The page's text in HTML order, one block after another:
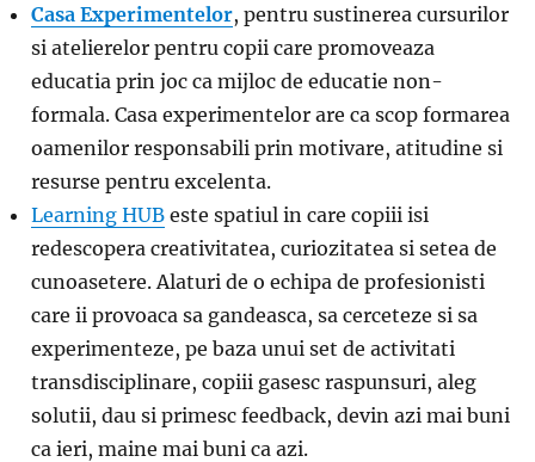
Casa Experimentelor, pentru sustinerea cursurilor
si atelierelor pentru copii care promoveaza
educatia prin joc ca mijloc de educatie non-
formala. Casa experimentelor are ca scop formarea
oamenilor responsabili prin motivare, atitudine si
resurse pentru excelenta.
Learning HUB este spatiul in care copiii isi
redescopera creativitatea, curiozitatea si setea de
cunoasetere. Alaturi de o echipa de profesionisti
care ii provoaca sa gandeasca, sa cerceteze si sa
experimenteze, pe baza unui set de activitati
transdisciplinare, copiii gasesc raspunsuri, aleg
solutii, dau si primesc feedback, devin azi mai buni
ca ieri, maine mai buni ca azi.